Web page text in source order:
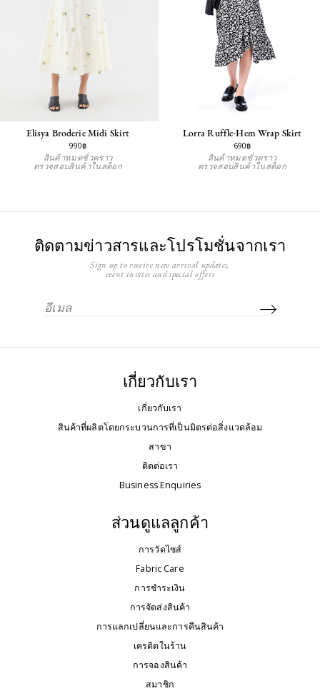
Elisya Broderie Midi Skirt
990฿
สินค้าหมดชั่วคราว
ตรวจสอบสินค้าในสต็อก
Lorra Ruffle-Hem Wrap Skirt
690฿
สินค้าหมดชั่วคราว
ตรวจสอบสินค้าในสต็อก
ติดตามข่าวสารและโปรโมชั่นจากเรา
Sign up to receive new arrival updates,
event invites and special offers
เกี่ยวกับเรา
เกี่ยวกับเรา
สินค้าที่ผลิตโดยกระบวนการที่เป็นมิตรต่อสิ่งแวดล้อม
สาขา
ติดต่อเรา
Business Enquiries
ส่วนดูแลลูกค้า
การวัดไซส์
Fabric Care
การชำระเงิน
การจัดส่งสินค้า
การแลกเปลี่ยนและการคืนสินค้า
เครดิตในร้าน
การจองสินค้า
สมาชิก